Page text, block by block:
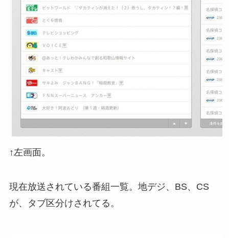
↑左画面。
現在放送されている番組一覧。地デジ、BS、CS
が、タブ区分けされてる。